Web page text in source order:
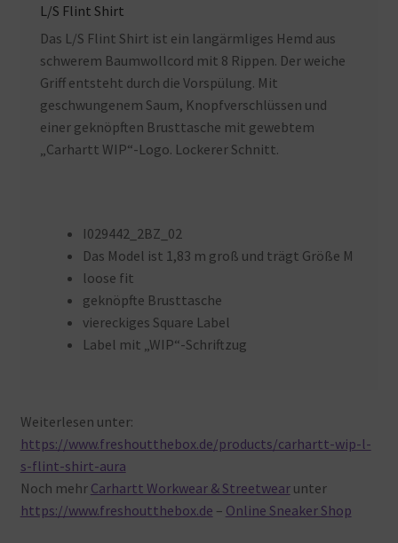
L/S Flint Shirt
Das L/S Flint Shirt ist ein langärmliges Hemd aus
schwerem Baumwollcord mit 8 Rippen. Der weiche
Griff entsteht durch die Vorspülung. Mit
geschwungenem Saum, Knopfverschlüssen und
einer geknöpften Brusttasche mit gewebtem
„Carhartt WIP“-Logo. Lockerer Schnitt.
I029442_2BZ_02
Das Model ist 1,83 m groß und trägt Größe M
loose fit
geknöpfte Brusttasche
viereckiges Square Label
Label mit „WIP“-Schriftzug
Weiterlesen unter:
https://www.freshoutthebox.de/products/carhartt-wip-l-
s-flint-shirt-aura
Noch mehr Carhartt Workwear & Streetwearunter
https://www.freshoutthebox.de – Online Sneaker Shop